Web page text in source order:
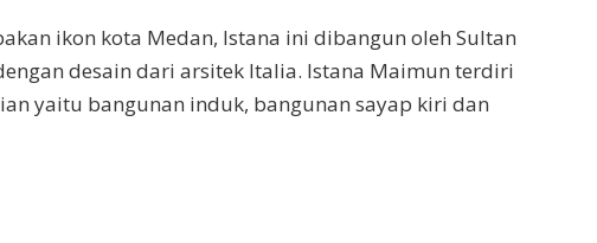
ikon kota Medan, Istana ini dibangun oleh Sultan
desain dari arsitek Italia. Istana Maimun terdiri
yaitu bangunan induk, bangunan sayap kiri dan